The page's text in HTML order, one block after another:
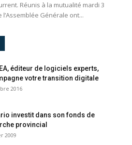
Réunis à la mutualité mardi 3
Générale ont...
éditeur de logiciels experts,
votre transition digitale
2016
investit dans son fonds de
provincial
2009